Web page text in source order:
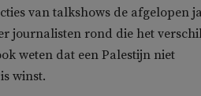
van talkshows de afgelopen
journalisten rond die het
weten dat een Palestijn niet
winst.